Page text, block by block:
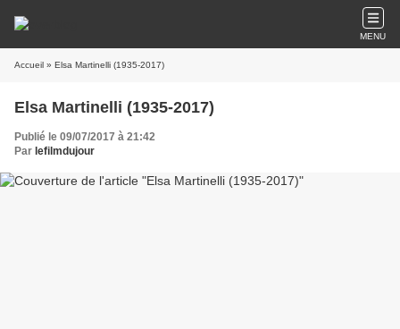
MENU
Accueil » Elsa Martinelli (1935-2017)
Elsa Martinelli (1935-2017)
Publié le 09/07/2017 à 21:42
Par lefilmdujour